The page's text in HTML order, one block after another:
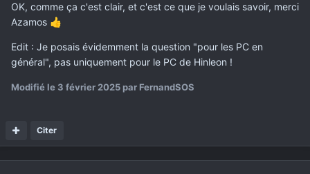
affichage.
- ...et si la CG morte, voir si le processeur est équipé d'un
temps qu'une nouvelle CG arrive via La Poste.
affichage. De l’intérêt d'avoir toujours une vieille petite CG
sous le coude pour pallier à ce genre de problème.
OK, comme ça c'est clair, et c'est ce que je voulais savoir, merci
Azamos 👍
Edit : Je posais évidemment la question "pour les PC en
général", pas uniquement pour le PC de Hinleon !
Modifiéle 3 février 2025par FernandSOS
Citer